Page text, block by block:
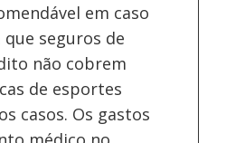
em caso
que seguros de
não cobrem
de esportes
casos. Os gastos